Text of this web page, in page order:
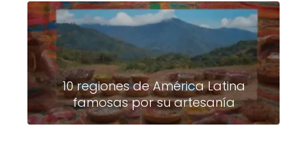
10 regiones de América Latina
famosas por su artesanía